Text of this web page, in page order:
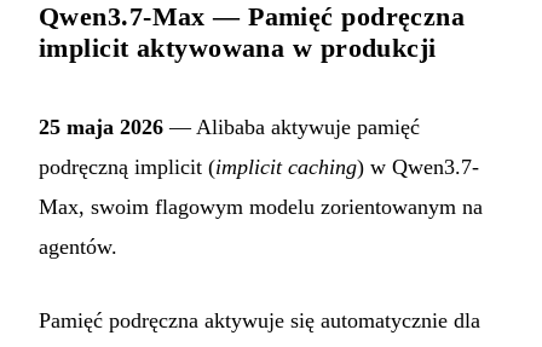
Qwen3.7-Max — Pamięć podręczna
implicit aktywowana w produkcji
25 maja 2026 — Alibaba aktywuje pamięć
podręczną implicit (implicit caching) w Qwen3.7-
Max, swoim flagowym modelu zorientowanym na
agentów.
Pamięć podręczna aktywuje się automatycznie dla